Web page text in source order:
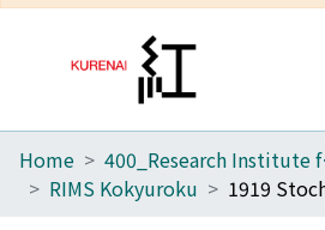
Home
Home
RIMS Kokyuroku